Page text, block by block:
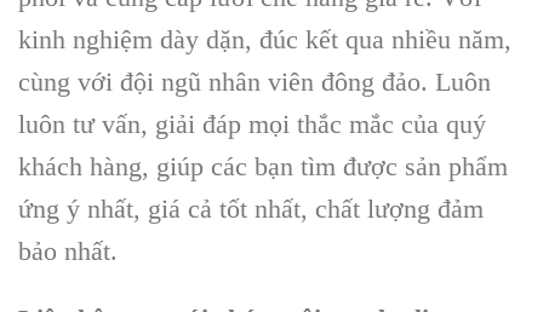
kinh nghiệm dày dặn, đúc kết qua nhiều năm,
cùng với đội ngũ nhân viên đông đảo. Luôn
luôn tư vấn, giải đáp mọi thắc mắc của quý
khách hàng, giúp các bạn tìm được sản phẩm
ứng ý nhất, giá cả tốt nhất, chất lượng đảm
bảo nhất.